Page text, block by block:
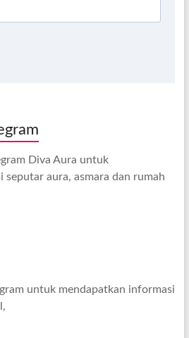
Diva Aura untuk
seputar aura, asmara dan rumah
untuk mendapatkan informasi